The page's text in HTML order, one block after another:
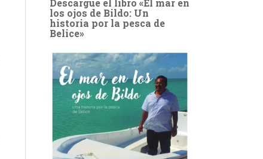
Descargue el libro «El mar en
los ojos de Bildo: Un
historia por la pesca de
Belice»